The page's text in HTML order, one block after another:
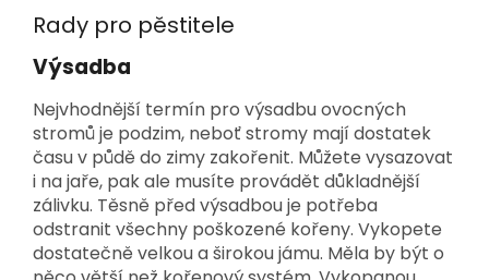
Rady pro pěstitele
Výsadba
Nejvhodnější termín pro výsadbu ovocných
stromů je podzim, neboť stromy mají dostatek
času v půdě do zimy zakořenit. Můžete vysazovat
i na jaře, pak ale musíte provádět důkladnější
zálivku. Těsně před výsadbou je potřeba
odstranit všechny poškozené kořeny. Vykopete
dostatečně velkou a širokou jámu. Měla by být o